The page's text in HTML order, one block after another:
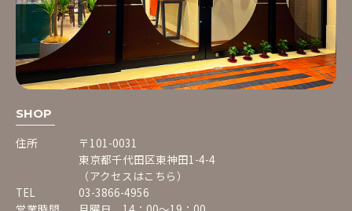
SHOP
住所
〒101-0031
東京都千代田区東神田1-4-4
（アクセスはこちら）
TEL
03-3866-4956